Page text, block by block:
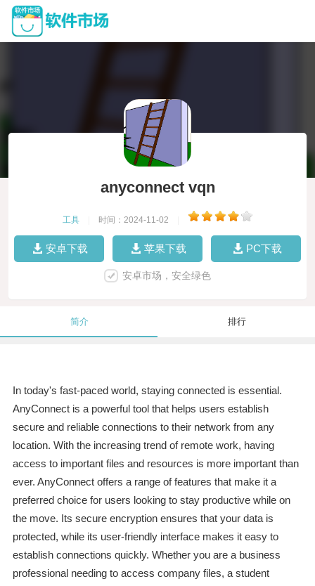
anyconnect vqn
工具 时间：2024-11-02
安卓下载 苹果下载 PC下载
安卓市场，安全绿色
简介 排行
In today's fast-paced world, staying connected is essential.
AnyConnect is a powerful tool that helps users establish
secure and reliable connections to their network from any
location. With the increasing trend of remote work, having
access to important files and resources is more important than
ever. AnyConnect offers a range of features that make it a
preferred choice for users looking to stay productive while on
the move. Its secure encryption ensures that your data is
protected, while its user-friendly interface makes it easy to
establish connections quickly. Whether you are a business
professional needing to access company files, a student